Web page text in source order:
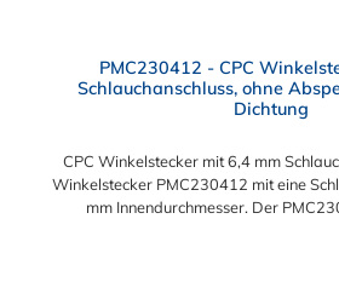
PMC230412 - CPC
Schlauchanschluss, ohne
Dichtung
CPC Winkelstecker mit 6,4 mm
Winkelstecker PMC230412 mit eine
mm Innendurchmesser. Der